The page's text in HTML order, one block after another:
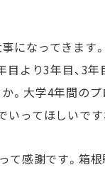
になってきます
より3年目、3
。大学4年間の
いってほしいです
て感謝です。箱